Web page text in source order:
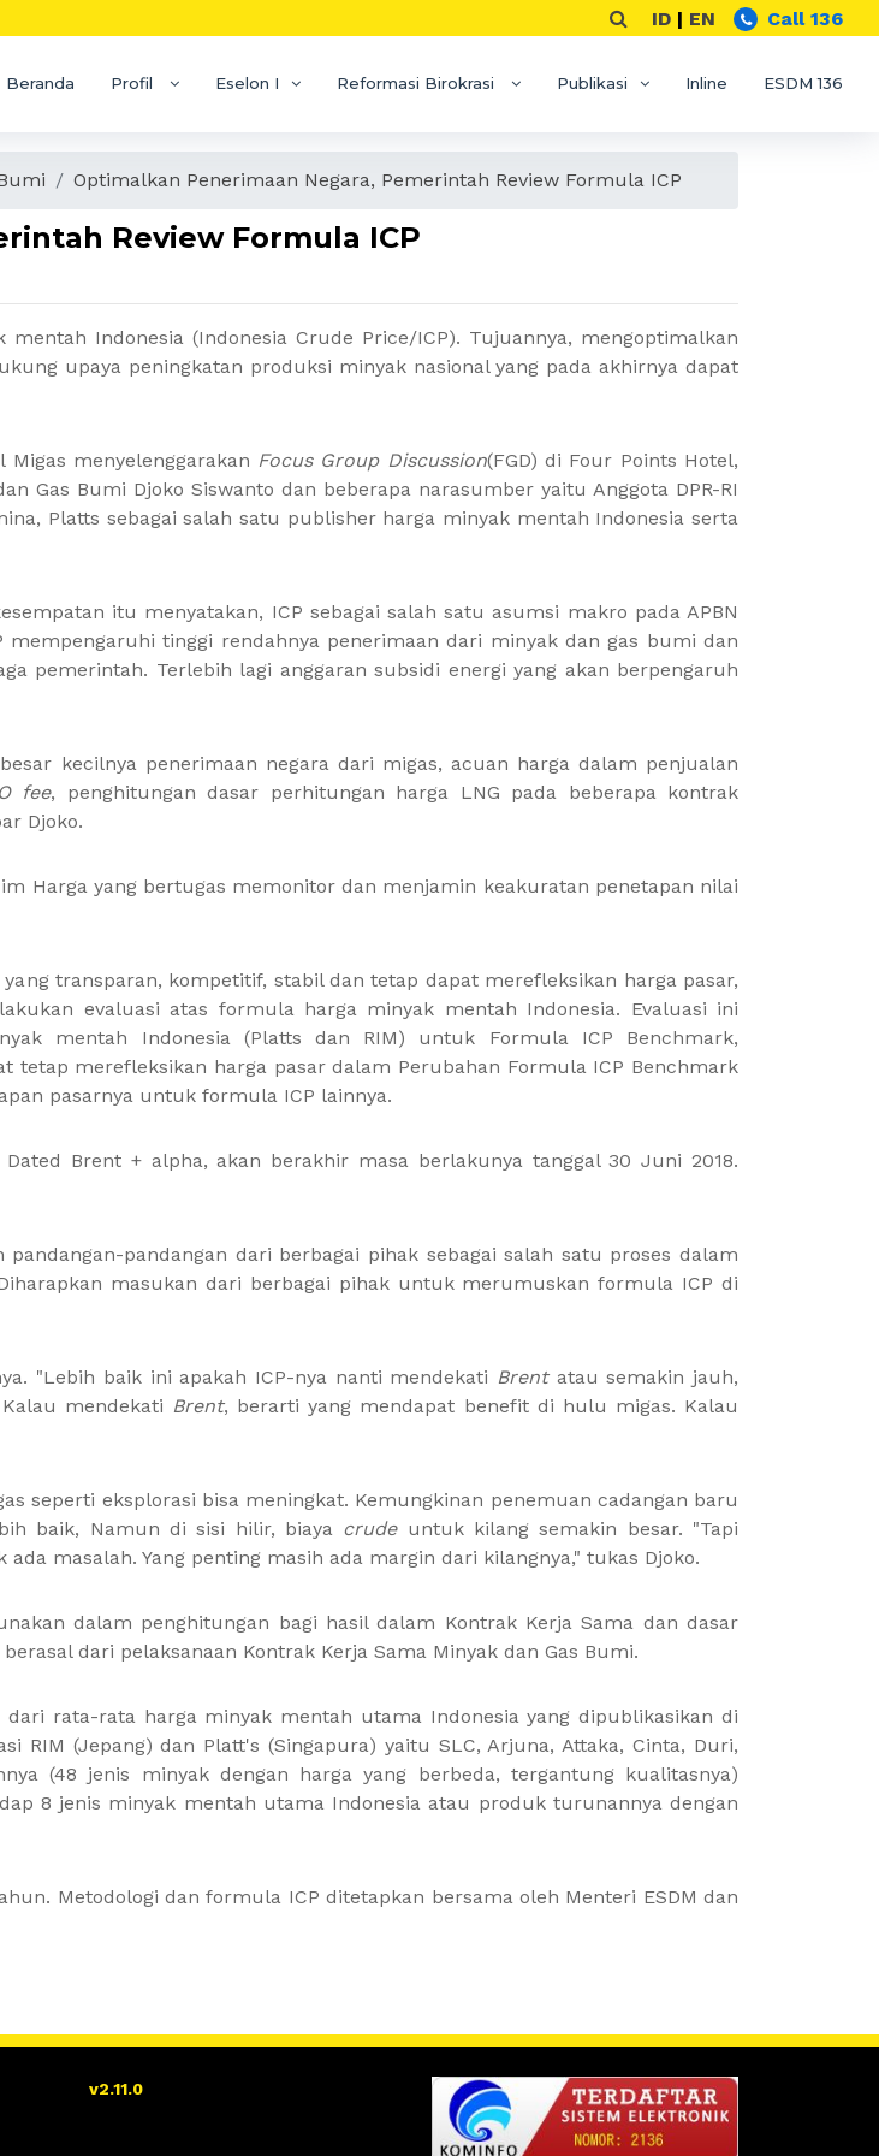
ID | EN Call 136
Beranda Profil Eselon I Reformasi Birokrasi Publikasi Inline ESDM 136
Optimalkan Penerimaan Negara, Pemerintah Review Formula ICP
Review Formula ICP
Indonesia (Indonesia Crude Price/ICP). Tujuannya, mengoptimalkan
upaya peningkatan produksi minyak nasional yang pada akhirnya dapat
menyelenggarakan Focus Group Discussion(FGD) di Four Points Hotel,
Gas Bumi Djoko Siswanto dan beberapa narasumber yaitu Anggota DPR-RI
Platts sebagai salah satu publisher harga minyak mentah Indonesia serta
itu menyatakan, ICP sebagai salah satu asumsi makro pada APBN
tinggi rendahnya penerimaan dari minyak dan gas bumi dan
pemerintah. Terlebih lagi anggaran subsidi energi yang akan berpengaruh
kecilnya penerimaan negara dari migas, acuan harga dalam penjualan
fee, penghitungan dasar perhitungan harga LNG pada beberapa kontrak
Djoko.
Harga yang bertugas memonitor dan menjamin keakuratan penetapan nilai
transparan, kompetitif, stabil dan tetap dapat merefleksikan harga pasar,
evaluasi atas formula harga minyak mentah Indonesia. Evaluasi ini
mentah Indonesia (Platts dan RIM) untuk Formula ICP Benchmark,
tetap merefleksikan harga pasar dalam Perubahan Formula ICP Benchmark
pasarnya untuk formula ICP lainnya.
Brent + alpha, akan berakhir masa berlakunya tanggal 30 Juni 2018.
pandangan dari berbagai pihak sebagai salah satu proses dalam
masukan dari berbagai pihak untuk merumuskan formula ICP di
"Lebih baik ini apakah ICP-nya nanti mendekati Brentatau semakin jauh,
mendekati Brent, berarti yang mendapat benefit di hulu migas. Kalau
seperti eksplorasi bisa meningkat. Kemungkinan penemuan cadangan baru
baik, Namun di sisi hilir, biaya crudeuntuk kilang semakin besar. "Tapi
masalah. Yang penting masih ada margin dari kilangnya," tukas Djoko.
dalam penghitungan bagi hasil dalam Kontrak Kerja Sama dan dasar
dari pelaksanaan Kontrak Kerja Sama Minyak dan Gas Bumi.
rata-rata harga minyak mentah utama Indonesia yang dipublikasikan di
RIM (Jepang) dan Platt's (Singapura) yaitu SLC, Arjuna, Attaka, Cinta, Duri,
(48 jenis minyak dengan harga yang berbeda, tergantung kualitasnya)
8 jenis minyak mentah utama Indonesia atau produk turunannya dengan
Metodologi dan formula ICP ditetapkan bersama oleh Menteri ESDM dan
v2.11.0